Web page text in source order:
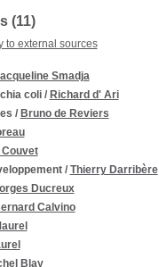
(11)
to external sources
Smadja
coli/ Richard d' Ari
/ Bruno de Reviers
Couvet
/ Thierry Darribère
Ducreux
Calvino
Blay